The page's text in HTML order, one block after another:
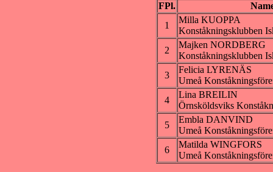
FPl.
1
Milla KUOPPA
Konståkningsklubben
2
Majken NORDBERG
Konståkningsklubben
3
Felicia LYRENÄS
Umeå
4
Lina BREILIN
Örnsköldsviks
5
Embla DANVIND
Umeå
6
Matilda WINGFORS
Umeå